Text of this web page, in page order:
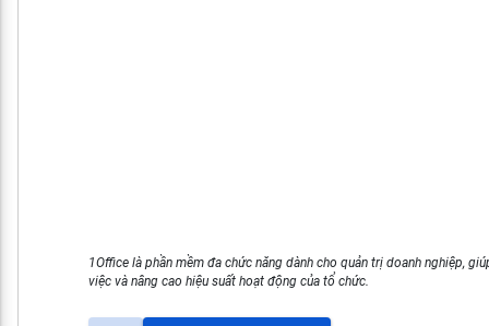
1Office là phần mềm đa chức năng dành cho quản trị doanh nghiệp,
việc và nâng cao hiệu suất hoạt động của tổ chức.